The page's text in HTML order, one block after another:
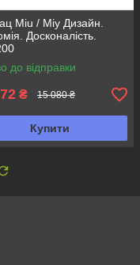
Miu / Міу Дизайн.
Досконалість.
до відправки
₴ 15 080 ₴
Купити